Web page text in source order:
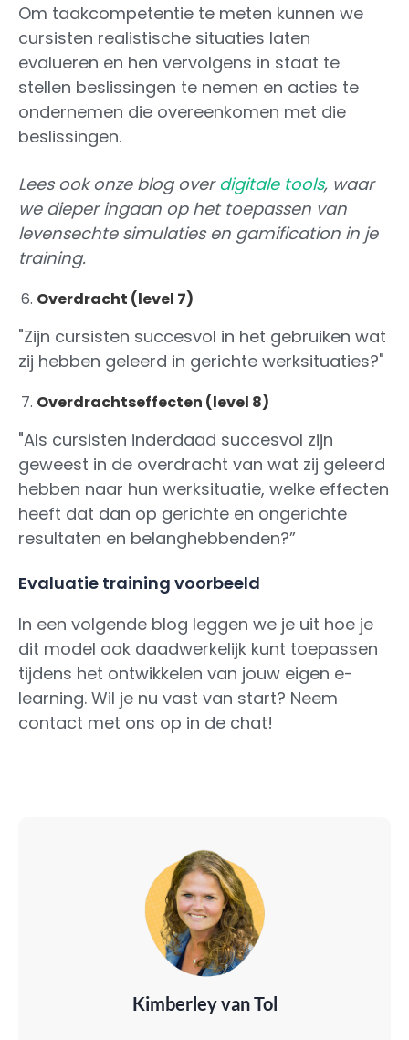
Om taakcompetentie te meten kunnen we
cursisten realistische situaties laten
evalueren en hen vervolgens in staat te
stellen beslissingen te nemen en acties te
ondernemen die overeenkomen met die
beslissingen.
Lees ook onze blog overdigitale tools, waar
we dieper ingaan op het toepassen van
levensechte simulaties en gamification in je
training.
Overdracht (level 7)
"Zijn cursisten succesvol in het gebruiken wat
zij hebben geleerd in gerichte werksituaties?"
Overdrachtseffecten (level 8)
"Als cursisten inderdaad succesvol zijn
geweest in de overdracht van wat zij geleerd
hebben naar hun werksituatie, welke effecten
heeft dat dan op gerichte en ongerichte
resultaten en belanghebbenden?”
Evaluatie training voorbeeld
In een volgende blog leggen we je uit hoe je
dit model ook daadwerkelijk kunt toepassen
tijdens het ontwikkelen van jouw eigen e-
learning. Wil je nu vast van start? Neem
contact met ons op in de chat!
Kimberley van Tol